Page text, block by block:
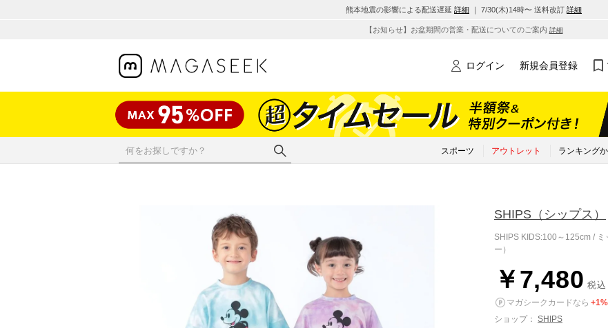
熊本地震の影響による配送遅延 詳細 ｜ 7/30(木)14時〜 送料改訂 詳細
【お知らせ】お盆期間の営業・配送についてのご案内 詳細
ログイン 新規会員登録
スポーツ アウトレット ランキング
SHIPS （シップス）
SHIPS KIDS:100～125cm /
ー）
￥7,480 税込
マガシークカードなら
ショップ： SHIPS